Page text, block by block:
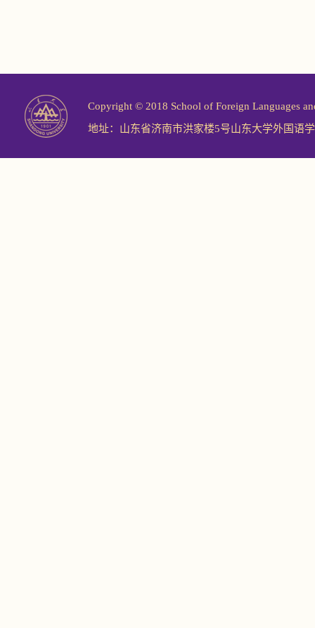
Copyright © 2018 School of Foreign Languages
地址：山东省济南市洪家楼5号山东大学外国语